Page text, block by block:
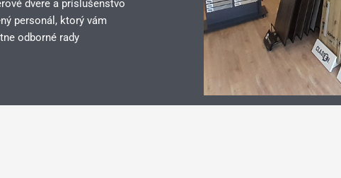
dvere a príslušenstvo
personál, ktorý vám
odborné rady